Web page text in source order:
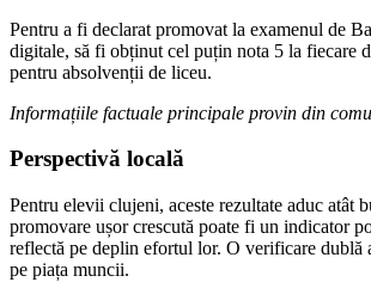
Pentru a fi declarat promovat la examenul de
digitale, să fi obținut cel puțin nota 5 la fiecare
pentru absolvenții de liceu.
Informațiile factuale principale provin din
Perspectivă locală
Pentru elevii clujeni, aceste rezultate aduc atât
promovare ușor crescută poate fi un indicator
reflectă pe deplin efortul lor. O verificare dublă
pe piața muncii.